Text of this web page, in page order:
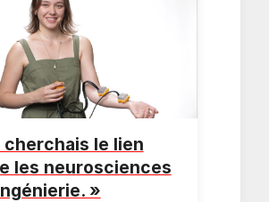
cherchais le lien
les neurosciences
»